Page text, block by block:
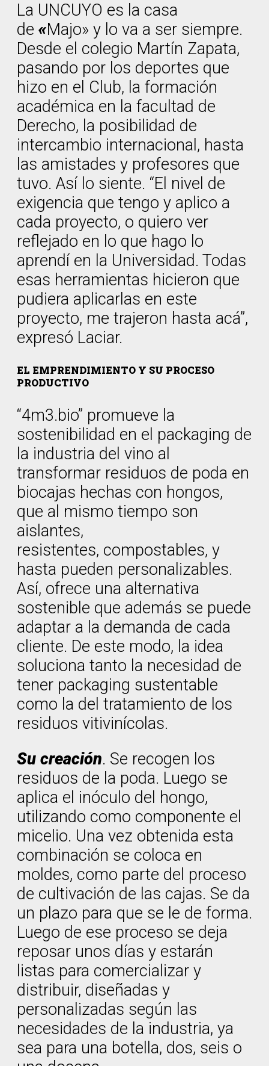
La UNCUYO es la casa
de «Majo» y lo va a ser siempre.
Desde el colegio Martín Zapata,
pasando por los deportes que
hizo en el Club, la formación
académica en la facultad de
Derecho, la posibilidad de
intercambio internacional, hasta
las amistades y profesores que
tuvo. Así lo siente. “El nivel de
exigencia que tengo y aplico a
cada proyecto, o quiero ver
reflejado en lo que hago lo
aprendí en la Universidad. Todas
esas herramientas hicieron que
pudiera aplicarlas en este
proyecto, me trajeron hasta acá”,
expresó Laciar.
EL EMPRENDIMIENTO Y SU PROCESO
PRODUCTIVO
“4m3.bio” promueve la
sostenibilidad en el packaging de
la industria del vino al
transformar residuos de poda en
biocajas hechas con hongos,
que al mismo tiempo son
aislantes,
resistentes, compostables, y
hasta pueden personalizables.
Así, ofrece una alternativa
sostenible que además se puede
adaptar a la demanda de cada
cliente. De este modo, la idea
soluciona tanto la necesidad de
tener packaging sustentable
como la del tratamiento de los
residuos vitivinícolas.
Su creación. Se recogen los
residuos de la poda. Luego se
aplica el inóculo del hongo,
utilizando como componente el
micelio. Una vez obtenida esta
combinación se coloca en
moldes, como parte del proceso
de cultivación de las cajas. Se da
un plazo para que se le de forma.
Luego de ese proceso se deja
reposar unos días y estarán
listas para comercializar y
distribuir, diseñadas y
personalizadas según las
necesidades de la industria, ya
sea para una botella, dos, seis o